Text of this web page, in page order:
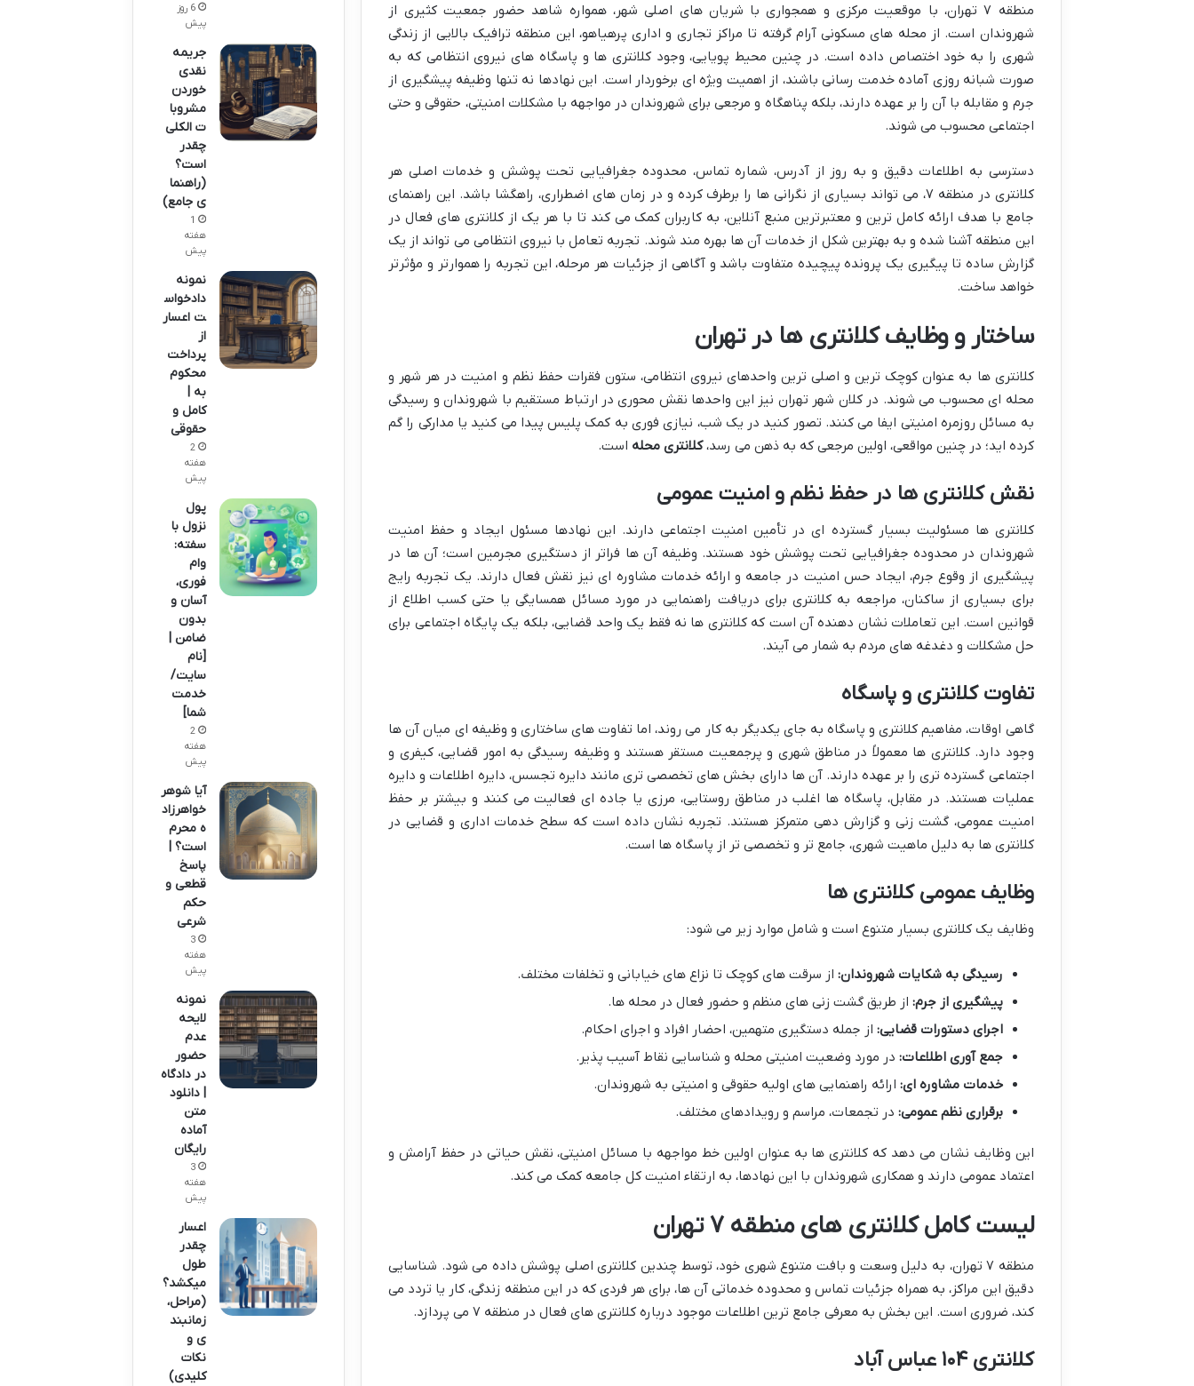
منطقه ۷ تهران، با موقعیت مرکزی و همجواری با شریان های اصلی شهر، همواره شاهد حضور جمعیت کثیری از
شهروندان است. از محله های مسکونی آرام گرفته تا مراکز تجاری و اداری پرهیاهو، این منطقه ترافیک بالایی از زندگی
شهری را به خود اختصاص داده است. در چنین محیط پویایی، وجود کلانتری ها و پاسگاه های نیروی انتظامی که به
صورت شبانه روزی آماده خدمت رسانی باشند، از اهمیت ویژه ای برخوردار است. این نهادها نه تنها وظیفه پیشگیری از
جرم و مقابله با آن را بر عهده دارند، بلکه پناهگاه و مرجعی برای شهروندان در مواجهه با مشکلات امنیتی، حقوقی و حتی
اجتماعی محسوب می شوند.
دسترسی به اطلاعات دقیق و به روز از آدرس، شماره تماس، محدوده جغرافیایی تحت پوشش و خدمات اصلی هر
کلانتری در منطقه ۷، می تواند بسیاری از نگرانی ها را برطرف کرده و در زمان های اضطراری، راهگشا باشد. این راهنمای
جامع با هدف ارائه کامل ترین و معتبرترین منبع آنلاین، به کاربران کمک می کند تا با هر یک از کلانتری های فعال در
این منطقه آشنا شده و به بهترین شکل از خدمات آن ها بهره مند شوند. تجربه تعامل با نیروی انتظامی می تواند از یک
گزارش ساده تا پیگیری یک پرونده پیچیده متفاوت باشد و آگاهی از جزئیات هر مرحله، این تجربه را هموارتر و مؤثرتر
خواهد ساخت.
ساختار و وظایف کلانتری ها در تهران
کلانتری ها به عنوان کوچک ترین و اصلی ترین واحدهای نیروی انتظامی، ستون فقرات حفظ نظم و امنیت در هر شهر و
محله ای محسوب می شوند. در کلان شهر تهران نیز این واحدها نقش محوری در ارتباط مستقیم با شهروندان و رسیدگی
به مسائل روزمره امنیتی ایفا می کنند. تصور کنید در یک شب، نیازی فوری به کمک پلیس پیدا می کنید یا مدارکی را گم
کرده اید؛ در چنین مواقعی، اولین مرجعی که به ذهن می رسد،کلانتری محله است.
نقش کلانتری ها در حفظ نظم و امنیت عمومی
کلانتری ها مسئولیت بسیار گسترده ای در تأمین امنیت اجتماعی دارند. این نهادها مسئول ایجاد و حفظ امنیت
شهروندان در محدوده جغرافیایی تحت پوشش خود هستند. وظیفه آن ها فراتر از دستگیری مجرمین است؛ آن ها در
پیشگیری از وقوع جرم، ایجاد حس امنیت در جامعه و ارائه خدمات مشاوره ای نیز نقش فعال دارند. یک تجربه رایج
برای بسیاری از ساکنان، مراجعه به کلانتری برای دریافت راهنمایی در مورد مسائل همسایگی یا حتی کسب اطلاع از
قوانین است. این تعاملات نشان دهنده آن است که کلانتری ها نه فقط یک واحد قضایی، بلکه یک پایگاه اجتماعی برای
حل مشکلات و دغدغه های مردم به شمار می آیند.
تفاوت کلانتری و پاسگاه
گاهی اوقات، مفاهیم کلانتری و پاسگاه به جای یکدیگر به کار می روند، اما تفاوت های ساختاری و وظیفه ای میان آن ها
وجود دارد. کلانتری ها معمولاً در مناطق شهری و پرجمعیت مستقر هستند و وظیفه رسیدگی به امور قضایی، کیفری و
اجتماعی گسترده تری را بر عهده دارند. آن ها دارای بخش های تخصصی تری مانند دایره تجسس، دایره اطلاعات و دایره
عملیات هستند. در مقابل، پاسگاه ها اغلب در مناطق روستایی، مرزی یا جاده ای فعالیت می کنند و بیشتر بر حفظ
امنیت عمومی، گشت زنی و گزارش دهی متمرکز هستند. تجربه نشان داده است که سطح خدمات اداری و قضایی در
کلانتری ها به دلیل ماهیت شهری، جامع تر و تخصصی تر از پاسگاه ها است.
وظایف عمومی کلانتری ها
وظایف یک کلانتری بسیار متنوع است و شامل موارد زیر می شود:
رسیدگی به شکایات شهروندان: از سرقت های کوچک تا نزاع های خیابانی و تخلفات مختلف.
پیشگیری از جرم: از طریق گشت زنی های منظم و حضور فعال در محله ها.
اجرای دستورات قضایی: از جمله دستگیری متهمین، احضار افراد و اجرای احکام.
جمع آوری اطلاعات: در مورد وضعیت امنیتی محله و شناسایی نقاط آسیب پذیر.
خدمات مشاوره ای: ارائه راهنمایی های اولیه حقوقی و امنیتی به شهروندان.
برقراری نظم عمومی: در تجمعات، مراسم و رویدادهای مختلف.
این وظایف نشان می دهد که کلانتری ها به عنوان اولین خط مواجهه با مسائل امنیتی، نقش حیاتی در حفظ آرامش و
اعتماد عمومی دارند و همکاری شهروندان با این نهادها، به ارتقاء امنیت کل جامعه کمک می کند.
لیست کامل کلانتری های منطقه ۷ تهران
منطقه ۷ تهران، به دلیل وسعت و بافت متنوع شهری خود، توسط چندین کلانتری اصلی پوشش داده می شود. شناسایی
دقیق این مراکز، به همراه جزئیات تماس و محدوده خدماتی آن ها، برای هر فردی که در این منطقه زندگی، کار یا تردد می
کند، ضروری است. این بخش به معرفی جامع ترین اطلاعات موجود درباره کلانتری های فعال در منطقه ۷ می پردازد.
کلانتری ۱۰۴ عباس آباد
6 روز
پیش
جریمه
نقدی
خوردن
مشروبا
ت الکلی
چقدر
است؟
(راهنما
ی جامع)
1
هفته
پیش
نمونه
دادخواس
ت اعسار
از
پرداخت
محکوم
به |
کامل و
حقوقی
2
هفته
پیش
پول
نزول با
سفته:
وام
فوری،
آسان و
بدون
ضامن |
[نام
سایت/
خدمت
شما]
2
هفته
پیش
آیا شوهر
خواهرزاد
ه محرم
است؟ |
پاسخ
قطعی و
حکم
شرعی
3
هفته
پیش
نمونه
لایحه
عدم
حضور
در دادگاه
| دانلود
متن
آماده
رایگان
3
هفته
پیش
اعسار
چقدر
طول
میکشد؟
(مراحل،
زمانبند
ی و
نکات
کلیدی)